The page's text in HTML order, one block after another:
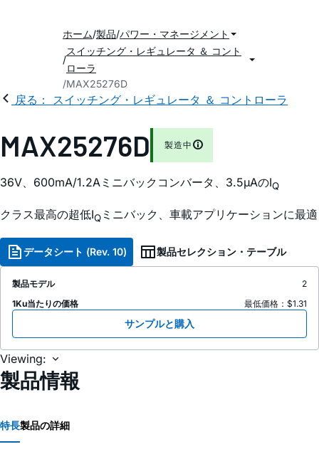
ホーム 製品 パワー・マネージメント
スイッチング・レギュレータ ＆ コント
ローラ
MAX25276D
戻る： スイッチング・レギュレータ ＆ コントローラ
MAX25276D 製造中
36V、600mA/1.2Aミニバックコンバータ、3.5µAのIQ
クラス最高の超低IQ ミニバック、車載アプリケーションに最適
データシート (Rev. 10) 製品セレクション・テーブル
製品モデル
2
1Ku当たりの価格
最低価格：$1.31
サンプルと購入
Viewing:
製品情報
特長製品の詳細